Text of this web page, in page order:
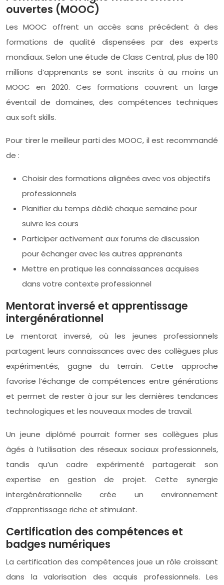
ouvertes (MOOC)
Les MOOC offrent un accès sans précédent à des
formations de qualité dispensées par des experts
mondiaux. Selon une étude de Class Central, plus de 180
millions d’apprenants se sont inscrits à au moins un
MOOC en 2020. Ces formations couvrent un large
éventail de domaines, des compétences techniques
aux soft skills.
Pour tirer le meilleur parti des MOOC, il est recommandé
de :
Choisir des formations alignées avec vos objectifs
professionnels
Planifier du temps dédié chaque semaine pour
suivre les cours
Participer activement aux forums de discussion
pour échanger avec les autres apprenants
Mettre en pratique les connaissances acquises
dans votre contexte professionnel
Mentorat inversé et apprentissage
intergénérationnel
Le mentorat inversé, où les jeunes professionnels
partagent leurs connaissances avec des collègues plus
expérimentés, gagne du terrain. Cette approche
favorise l’échange de compétences entre générations
et permet de rester à jour sur les dernières tendances
technologiques et les nouveaux modes de travail.
Un jeune diplômé pourrait former ses collègues plus
âgés à l’utilisation des réseaux sociaux professionnels,
tandis qu’un cadre expérimenté partagerait son
expertise en gestion de projet. Cette synergie
intergénérationnelle crée un environnement
d’apprentissage riche et stimulant.
Certification des compétences et
badges numériques
La certification des compétences joue un rôle croissant
dans la valorisation des acquis professionnels. Les